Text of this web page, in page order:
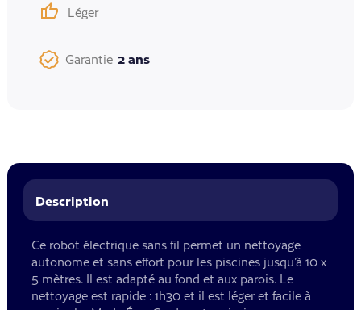
Léger
Garantie 2 ans
Description
Ce robot électrique sans fil permet un nettoyage
autonome et sans effort pour les piscines jusqu’à 10 x
5 mètres. Il est adapté au fond et aux parois. Le
nettoyage est rapide : 1h30 et il est léger et facile à